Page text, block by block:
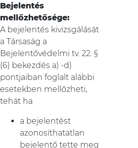
Bejelentés
mellőzhetősége:
A bejelentés kivizsgálását
a Társaság a
Bejelentővédelmi tv. 22. §
(6) bekezdés a) -d)
pontjaiban foglalt alábbi
esetekben mellőzheti,
tehát ha
a bejelentést
azonosíthatatlan
bejelentő tette meg